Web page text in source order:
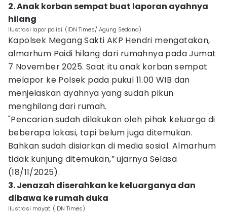
2. Anak korban sempat buat laporan ayahnya
hilang
Ilustrasi lapor polisi. (IDN Times/ Agung Sedana)
Kapolsek Megang Sakti AKP Hendri mengatakan,
almarhum Paidi hilang dari rumahnya pada Jumat
7 November 2025. Saat itu anak korban sempat
melapor ke Polsek pada pukul 11.00 WIB dan
menjelaskan ayahnya yang sudah pikun
menghilang dari rumah.
"Pencarian sudah dilakukan oleh pihak keluarga di
beberapa lokasi, tapi belum juga ditemukan.
Bahkan sudah disiarkan di media sosial. Almarhum
tidak kunjung ditemukan,” ujarnya Selasa
(18/11/2025).
3. Jenazah diserahkan ke keluarganya dan
dibawa ke rumah duka
Ilustrasi mayat. (IDN Times)